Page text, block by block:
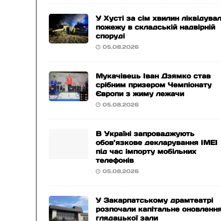
У Хусті за сім хвилин
пожежу в складській надвірній
споруді
05.08.2026
Мукачівець Іван Дзямко став
срібним призером Чемпіонату
Європи з жиму лежачи
05.08.2026
В Україні запроваджують
обов’язкове декларування IMEI
під час імпорту мобільних
телефонів
05.08.2026
У Закарпатському драмтеатрі
розпочали капітальне
глядацької зали